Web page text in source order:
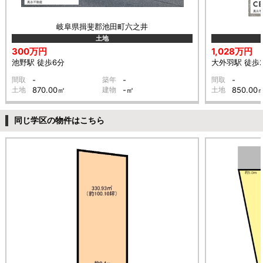
岐阜県揖斐郡池田町六之井
土地
300万円
池野駅 徒歩6分
間取 - 築年 -
土地 870.00㎡ 建物 -㎡
1,028万円
大外羽駅 徒歩
間取 -
土地 850.00
同じ学区の物件はこちら